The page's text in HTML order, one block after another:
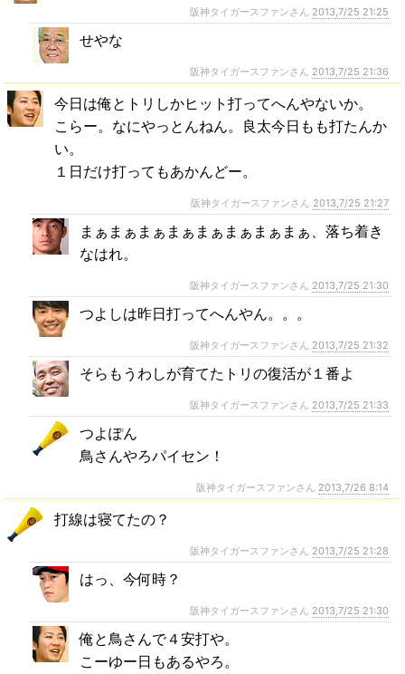
阪神タイガースファンさん 2013,7/25 21:25
せやな
阪神タイガースファンさん 2013,7/25 21:36
今日は俺とトリしかヒット打ってへんやないか。
こらー。なにやっとんねん。良太今日もも打たんか
い。
１日だけ打ってもあかんどー。
阪神タイガースファンさん 2013,7/25 21:27
まぁまぁまぁまぁまぁまぁまぁまぁ、落ち着き
なはれ。
阪神タイガースファンさん 2013,7/25 21:30
つよしは昨日打ってへんやん。。。
阪神タイガースファンさん 2013,7/25 21:32
そらもうわしが育てたトリの復活が１番よ
阪神タイガースファンさん 2013,7/25 21:33
つよぽん
鳥さんやろパイセン！
阪神タイガースファンさん 2013,7/26 8:14
打線は寝てたの？
阪神タイガースファンさん 2013,7/25 21:28
はっ、今何時？
阪神タイガースファンさん 2013,7/25 21:30
俺と鳥さんで４安打や。
こーゆー日もあるやろ。